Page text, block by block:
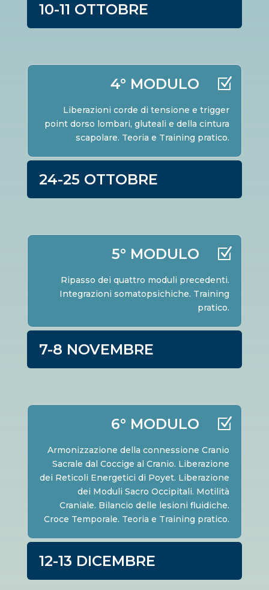
10-11 OTTOBRE
4° MODULO
Liberazioni corde di tensione e trigger
point dorso lombari, gluteali e della cintura
scapolare. Teoria e Training pratico.
24-25 OTTOBRE
5° MODULO
Ripasso dei quattro moduli precedenti.
Integrazioni somatopsichiche. Training
pratico.
7-8 NOVEMBRE
6° MODULO
Armonizzazione della connessione Cranio
Sacrale dal Coccige al Cranio. Liberazione
dei Reticoli Energetici di Poyet. Liberazione
dei Moduli Sacro Occipitali. Motilità
Craniale. Bilancio delle lesioni fluidiche.
Croce Temporale. Teoria e Training pratico.
12-13 DICEMBRE